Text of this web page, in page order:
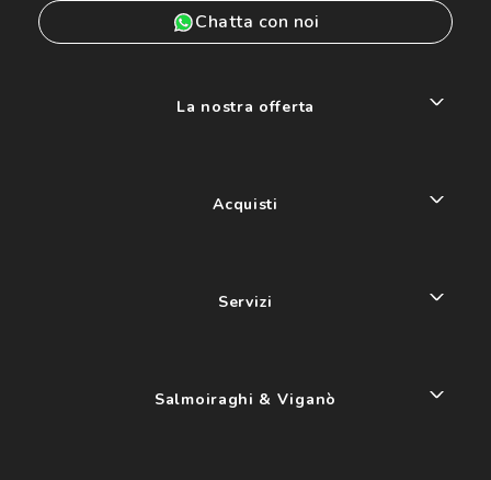
Chatta con noi
La nostra offerta
Acquisti
Servizi
Salmoiraghi & Viganò